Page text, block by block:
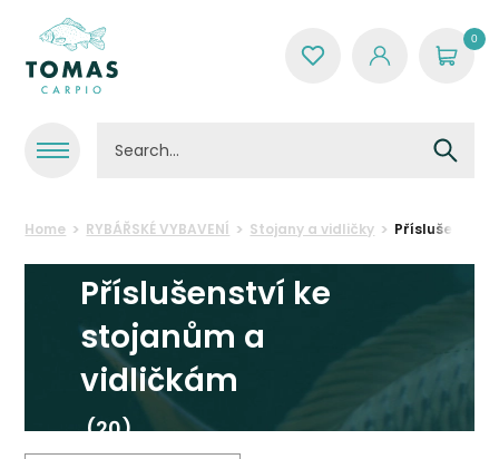
0
Home RYBÁŘSKÉ VYBAVENÍ Stojany a vidličky Příslušenství
Příslušenství ke
stojanům a
vidličkám
(20)